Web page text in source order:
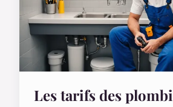
Les tarifs des